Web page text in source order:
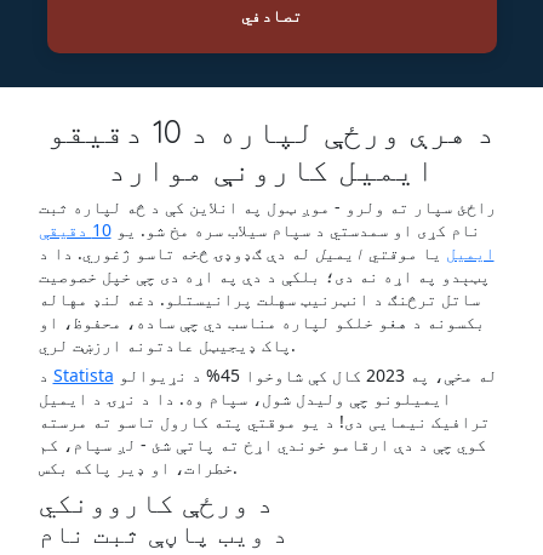
د هرې ورځې لپاره د 10 دقیقو
ایمیل کارونې موارد
راځئ سپار ته ولرو - موږ ټول په انلاین کې د څه لپاره ثبت
نام کړی او سمدستي د سپام سیلاب سره مخ شو. یو
10 دقیقې
ایمیل یا موقتي ایمیل له دې ګډوډۍ څخه تاسو ژغوري. دا د
پټېدو په اړه نه دی؛ بلکې د دې په اړه دی چې خپل خصوصیت
ساتل ترڅنګ د انټرنیټ سهلت پرانیستلو. دغه لنډ مهاله
بکسونه د هغو خلکو لپاره مناسب دي چې ساده، محفوظ، او
پاک ډیجیټل عادتونه ارزښت لري.
Statista
ایمیلونو چې ولیدل شول، سپام وه. دا د نړۍ د ایمیل
ترافیک نیمایی دی! د یو موقتي پته کارول تاسو ته مرسته
کوي چې د دې ارقامو خوندي اړخ ته پاتې شئ - لږ سپام، کم
خطرات، او ډیر پاکه بکس.
د ورځې کاروونکي
د ویب پاڼې ثبت نام